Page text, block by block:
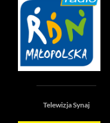
Telewizja Synaj